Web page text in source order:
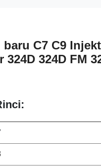
C7 C9
324D FM